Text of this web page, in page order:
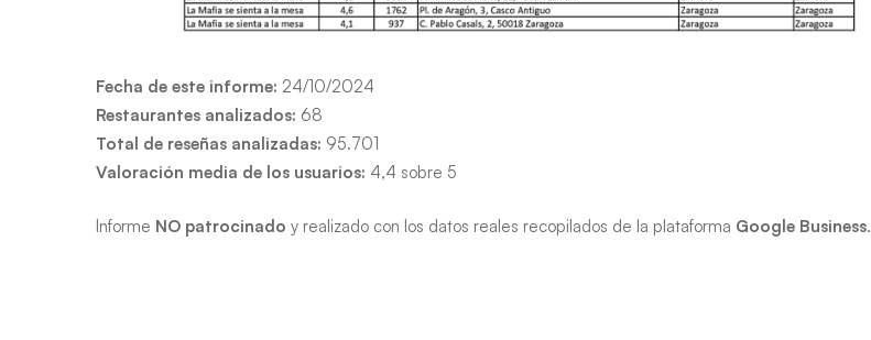
Fecha de este informe: 24/10/2024
Restaurantes analizados: 68
Total de reseñas analizadas: 95.701
Valoración media de los usuarios: 4,4 sobre 5
Informe NO patrocinado y realizado con los datos reales recopilados de la plataforma Google Business.